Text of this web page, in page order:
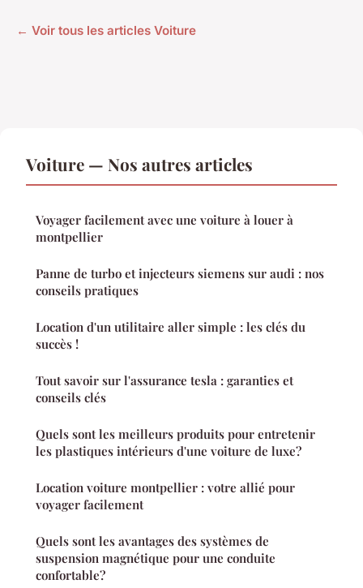
← Voir tous les articles Voiture
Voiture — Nos autres articles
Voyager facilement avec une voiture à louer à
montpellier
Panne de turbo et injecteurs siemens sur audi : nos
conseils pratiques
Location d'un utilitaire aller simple : les clés du
succès !
Tout savoir sur l'assurance tesla : garanties et
conseils clés
Quels sont les meilleurs produits pour entretenir
les plastiques intérieurs d'une voiture de luxe?
Location voiture montpellier : votre allié pour
voyager facilement
Quels sont les avantages des systèmes de
suspension magnétique pour une conduite
confortable?